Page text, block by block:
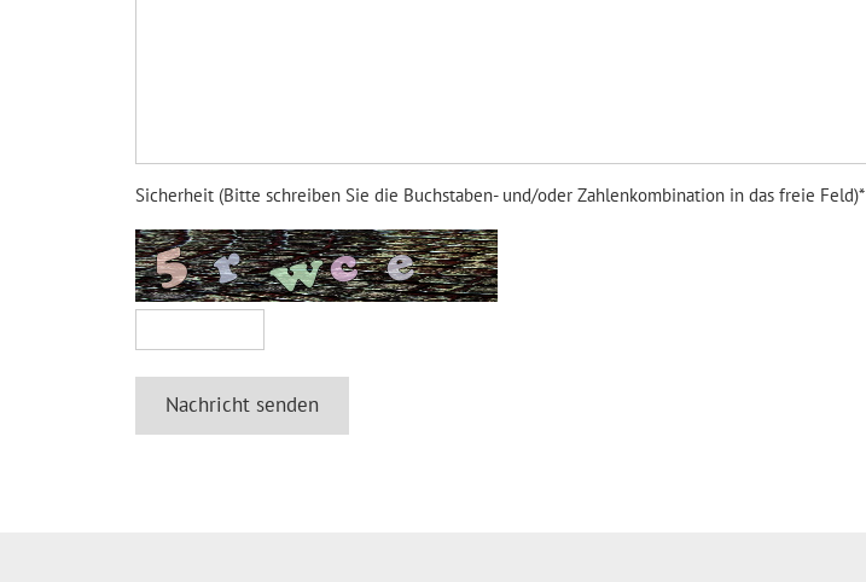
Sicherheit (Bitte schreiben Sie die Buchstaben- und/oder Zahlenkombination in das freie Feld)*